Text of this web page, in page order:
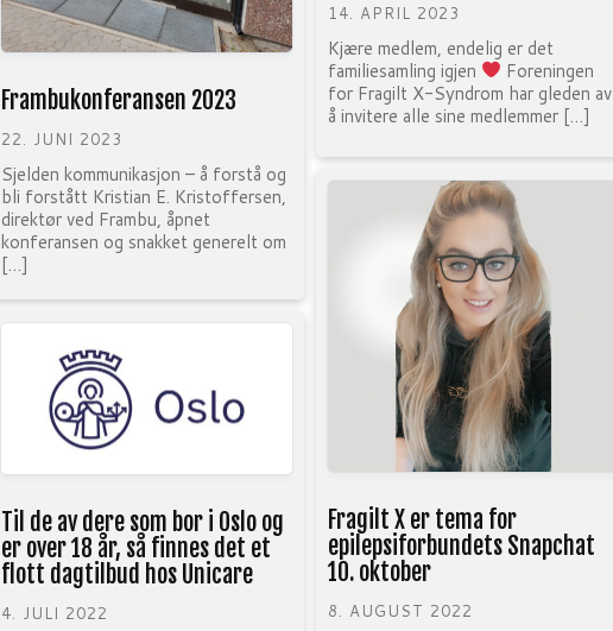
Frambukonferansen 2023
22. JUNI 2023
Sjelden kommunikasjon – å forstå og
bli forstått Kristian E. Kristoffersen,
direktør ved Frambu, åpnet
konferansen og snakket generelt om
[…]
14. APRIL 2023
Kjære medlem, endelig er det
familiesamling igjen
Foreningen
for Fragilt X-Syndrom har gleden av
å invitere alle sine medlemmer […]
Fragilt X er tema for
epilepsiforbundets Snapchat
10. oktober
8. AUGUST 2022
Til de av dere som bor i Oslo og
er over 18 år, så finnes det et
flott dagtilbud hos Unicare
4. JULI 2022